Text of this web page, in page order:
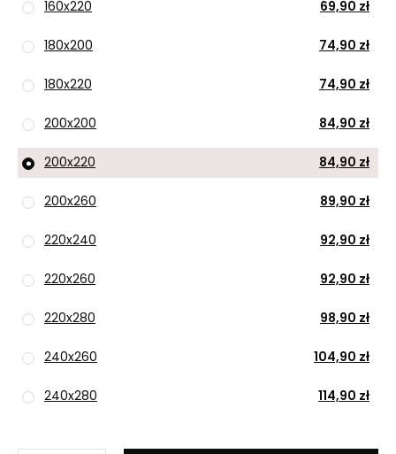
160x220 69,90 zł
180x200 74,90 zł
180x220 74,90 zł
200x200 84,90 zł
200x220 84,90 zł
200x260 89,90 zł
220x240 92,90 zł
220x260 92,90 zł
220x280 98,90 zł
240x260 104,90 zł
240x280 114,90 zł